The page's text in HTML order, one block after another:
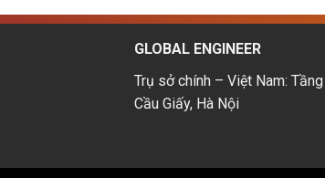
GLOBAL ENGINEER
Trụ sở chính – Việt Nam:
Cầu Giấy, Hà Nội